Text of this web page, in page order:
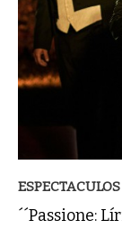
ESPECTACULOS
´´Passione: